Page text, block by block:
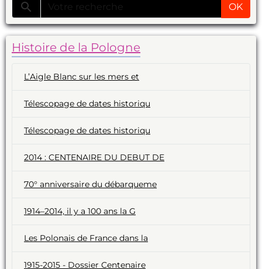
OK
Histoire de la Pologne
L’Aigle Blanc sur les mers et
Télescopage de dates historiqu
Télescopage de dates historiqu
2014 : CENTENAIRE DU DEBUT DE
70° anniversaire du débarqueme
1914–2014, il y a 100 ans la G
Les Polonais de France dans la
1915-2015 - Dossier Centenaire